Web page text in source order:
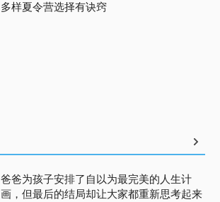
多样夏令营选择有诀窍
爸爸为孩子安排了自以为最完美的人生计
画，但最后的结局却让大家都重新思考起来